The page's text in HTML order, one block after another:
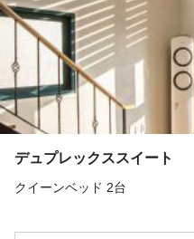
デュプレックススイート
クイーンベッド 2台